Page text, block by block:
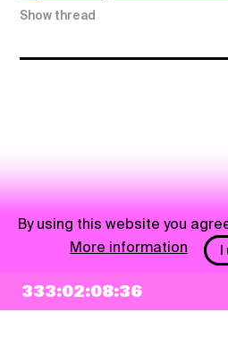
Show thread
333:02:08:36
By using this website you
More information